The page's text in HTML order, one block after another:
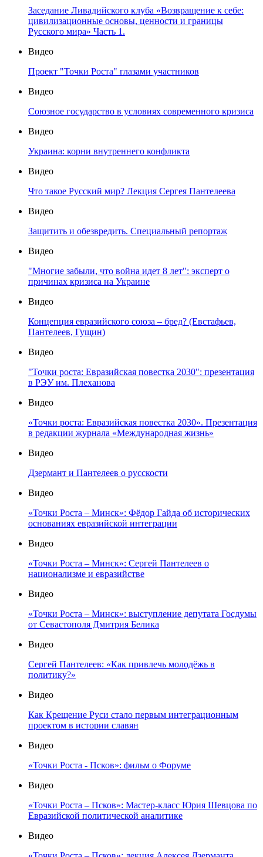
Заседание Ливадийского клуба «Возвращение к себе:
цивилизационные основы, ценности и границы
Русского мира» Часть 1.
Видео
Проект "Точки Роста" глазами участников
Видео
Союзное государство в условиях современного кризиса
Видео
Украина: корни внутреннего конфликта
Видео
Что такое Русский мир? Лекция Сергея Пантелеева
Видео
Защитить и обезвредить. Специальный репортаж
Видео
"Многие забыли, что война идет 8 лет": эксперт о
причинах кризиса на Украине
Видео
Концепция евразийского союза – бред? (Евстафьев,
Пантелеев, Гущин)
Видео
"Точки роста: Евразийская повестка 2030": презентация
в РЭУ им. Плеханова
Видео
«Точки роста: Евразийская повестка 2030». Презентация
в редакции журнала «Международная жизнь»
Видео
Дзермант и Пантелеев о русскости
Видео
«Точки Роста – Минск»: Фёдор Гайда об исторических
основаниях евразийской интеграции
Видео
«Точки Роста – Минск»: Сергей Пантелеев о
национализме и евразийстве
Видео
«Точки Роста – Минск»: выступление депутата Госдумы
от Севастополя Дмитрия Белика
Видео
Сергей Пантелеев: «Как привлечь молодёжь в
политику?»
Видео
Как Крещение Руси стало первым интеграционным
проектом в истории славян
Видео
«Точки Роста - Псков»: фильм о Форуме
Видео
«Точки Роста – Псков»: Мастер-класс Юрия Шевцова по
Евразийской политической аналитике
Видео